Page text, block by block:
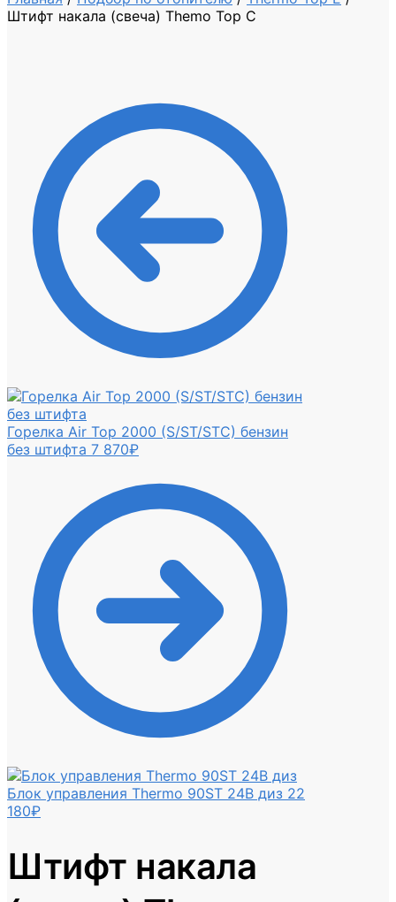
Штифт накала (свеча) Themo Top C
Горелка Air Top 2000 (S/ST/STC) бензин
без штифта 7 870₽
Блок управления Thermo 90ST 24В диз 22
180₽
Штифт накала